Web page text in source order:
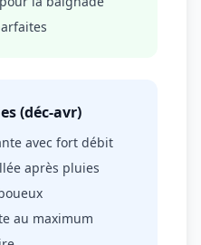
(déc-avr)
avec fort débit
après pluies
au maximum